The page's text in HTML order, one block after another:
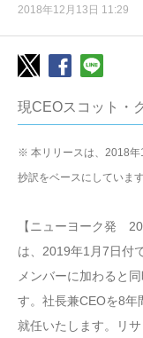
2018年12月13日 11:29
現CEOスコット・
※ 本リリースは、2018年
抄訳をベースにしています
【ニューヨーク発
は、2019年1月7日付
メンバーに加わると
す。社長兼CEOを8年
就任いたします。リ